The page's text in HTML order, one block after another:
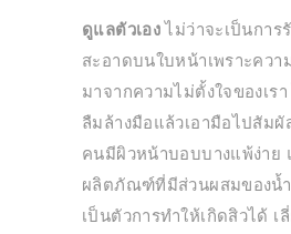
ดูแลตัวเองไม่ว่าจะเป็นการ
สะอาดบนใบหน้าเพราะคว
มาจากความไม่ตั้งใจของเร
ลืมล้างมือแล้วเอามือไปสัม
คนมีผิวหน้าบอบบางแพ้ง่าย
ผลิตภัณฑ์ที่มีส่วนผสมของน้
เป็นตัวการทำให้เกิดสิวได้ เ